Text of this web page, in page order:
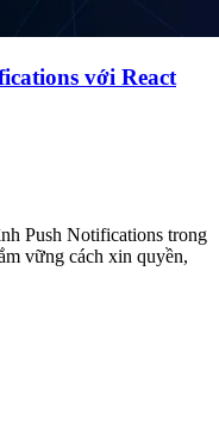
với React
Push Notifications trong
vững cách xin quyền,